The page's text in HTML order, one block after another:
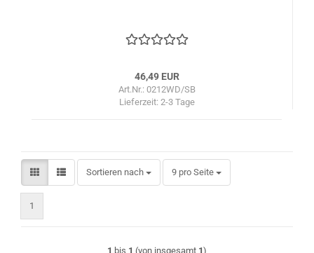
46,49 EUR
Art.Nr.: 0212WD/SB
Lieferzeit: 2-3 Tage
Sortieren nach
Sortieren nach 9 pro Seite
pro Seite
1
1 bis 1 (von insgesamt 1)